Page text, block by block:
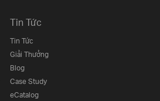
Tin Tức
Tin Tức
Giải Thưởng
Blog
Case Study
eCatalog